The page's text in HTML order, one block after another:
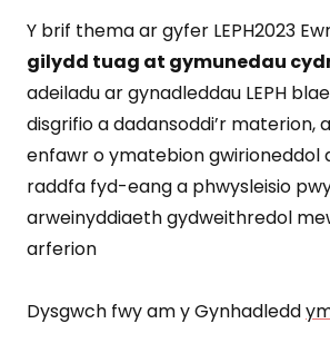
Y brif thema ar gyfer LEPH2023
gilydd tuag at gymunedau
adeiladu ar gynadleddau LEPH
disgrifio a dadansoddi’r materion,
enfawr o ymatebion gwirioneddol
raddfa fyd-eang a phwysleisio
arweinyddiaeth gydweithredol
arferion
Dysgwch fwy am y Gynhadledd